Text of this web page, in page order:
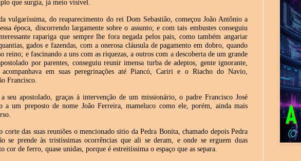
que surgia, já meio visível.
vulgaríssima, do reaparecimento do rei Dom Sebastião, começou João Antônio a
época, discorrendo largamente sobre o assunto; e com tais embustes conseguiu
rapariga que sempre lhe fora negada pelos pais, como também angariar
gados e fazendas, com a onerosa cláusula de pagamento em dobro, quando
reino; e fascinando a uns com as riquezas, a outros com a descoberta de um grande
por parentes, conseguiu reunir imensa turba de adeptos, gente ignorante,
em suas peregrinações até Piancó, Cariri e o Riacho do Navio,
Francisco.
seu apostolado, graças à intervenção de um missionário, o padre Francisco José
a um preposto de nome João Ferreira, mameluco como ele, porém, ainda mais
corte das suas reuniões o mencionado sitio da Pedra Bonita, chamado depois Pedra
se prende às tristíssimas ocorrências que ali se deram, e onde se erguem duas
cor de ferro, quase unidas, porque é estreitíssima o espaço que as separa.